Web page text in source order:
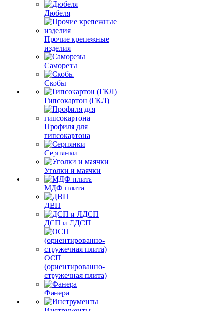
Дюбеля
Прочие крепежные
изделия
Саморезы
Скобы
Гипсокартон (ГКЛ)
Профиля для
гипсокартона
Серпянки
Уголки и маячки
МДФ плита
ДВП
ДСП и ЛДСП
ОСП
(ориентированно-
стружечная плита)
Фанера